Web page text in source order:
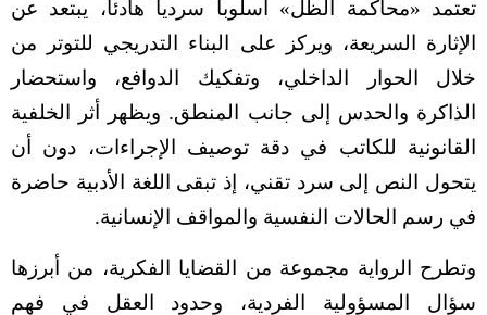
تعتمد «محاكمة الظل» أسلوباً سردياً هادئاً، يبتعد عن
الإثارة السريعة، ويركز على البناء التدريجي للتوتر من
خلال الحوار الداخلي، وتفكيك الدوافع، واستحضار
الذاكرة والحدس إلى جانب المنطق. ويظهر أثر الخلفية
القانونية للكاتب في دقة توصيف الإجراءات، دون أن
يتحول النص إلى سرد تقني، إذ تبقى اللغة الأدبية حاضرة
في رسم الحالات النفسية والمواقف الإنسانية.
وتطرح الرواية مجموعة من القضايا الفكرية، من أبرزها
سؤال المسؤولية الفردية، وحدود العقل في فهم